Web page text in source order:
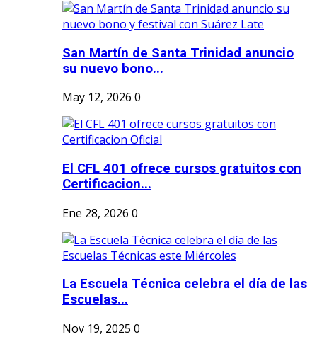
San Martín de Santa Trinidad anuncio
su nuevo bono...
May 12, 2026 0
El CFL 401 ofrece cursos gratuitos con
Certificacion...
Ene 28, 2026 0
La Escuela Técnica celebra el día de las
Escuelas...
Nov 19, 2025 0